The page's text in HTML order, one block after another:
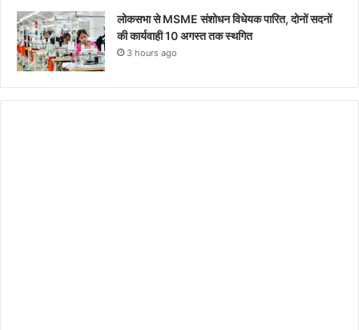
लोकसभा से MSME संशोधन विधेयक पारित, दोनों सदनों
की कार्यवाही 10 अगस्त तक स्थगित
3 hours ago